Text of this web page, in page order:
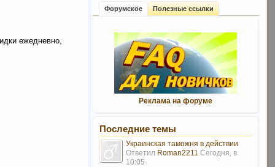
ежедневно,
Форумское Полезные ссылки
Реклама на форуме
Последние темы
Украинская таможня в действии
Ответил Roman2211 Сегодня, в
10:05